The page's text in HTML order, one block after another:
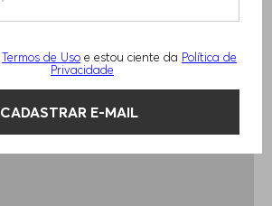
Termos de Uso e estou ciente da Política de
Privacidade
CADASTRAR E-MAIL